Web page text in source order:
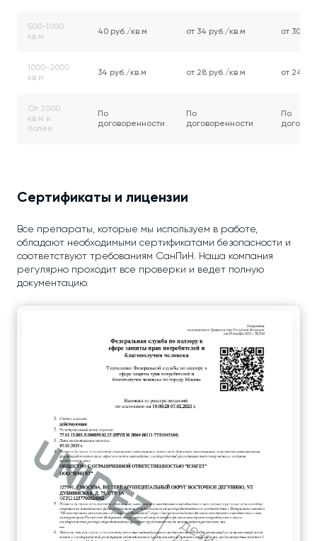
500-1000
кв.м
40 руб./кв.м от 34 руб./кв.м от 30
1000-2000
кв.м
34 руб./кв.м от 28 руб./кв.м от 24
От 2000
кв.м и
более
По
договоренности
По
договоренности
По
Сертификаты и лицензии
Все препараты, которые мы используем в работе,
обладают необходимыми сертификатами безопасности и
соответствуют требованиям СанПиН. Наша компания
регулярно проходит все проверки и ведет полную
документацию.